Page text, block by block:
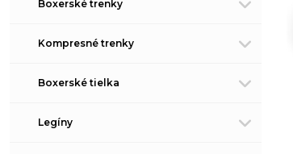
Boxerské trenky
Kompresné trenky
Boxerské tielka
Legíny